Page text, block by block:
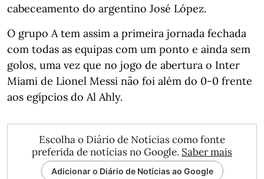
cabeceamento do argentino José López.
O grupo A tem assim a primeira jornada fechada
com todas as equipas com um ponto e ainda sem
golos, uma vez que no jogo de abertura o Inter
Miami de Lionel Messi não foi além do 0-0 frente
aos egípcios do Al Ahly.
Escolha o Diário de Notícias como fonte
preferida de notícias no Google. Saber mais
Adicionar o Diário de Notícias ao Google